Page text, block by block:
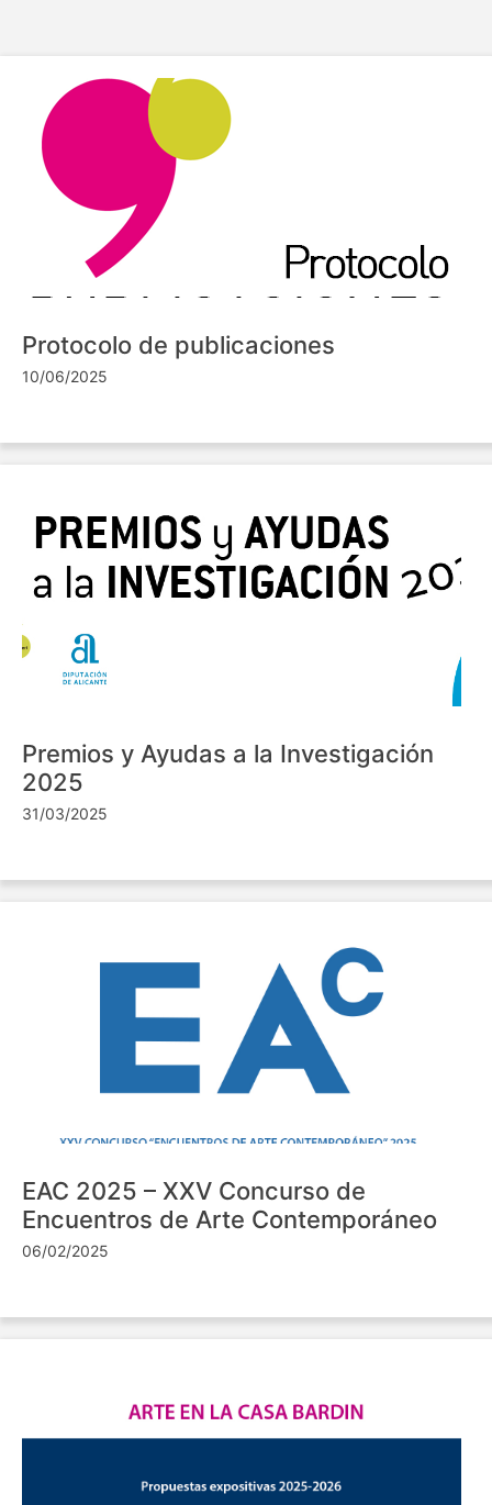
Protocolo de publicaciones
10/06/2025
Premios y Ayudas a la Investigación
2025
31/03/2025
EAC 2025 – XXV Concurso de
Encuentros de Arte Contemporáneo
06/02/2025